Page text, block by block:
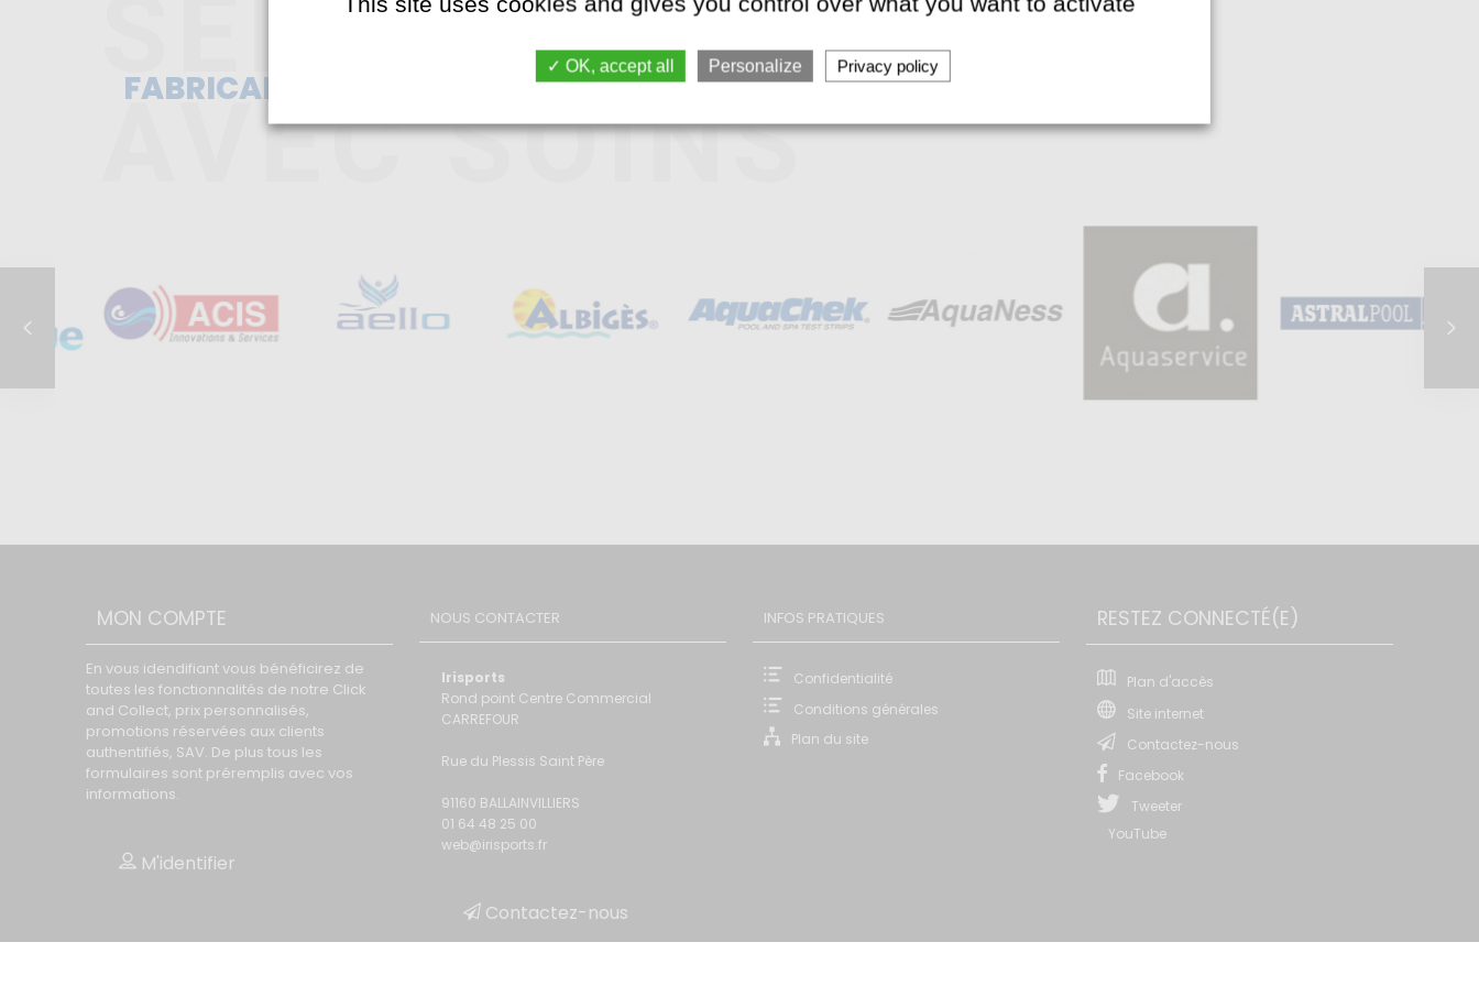
FABRICANTS & MARQUES
MON COMPTE
En vous idendifiant vous bénéficirez de
toutes les fonctionnalités de notre Click
and Collect, prix personnalisés,
promotions réservées aux clients
authentifiés, SAV. De plus tous les
formulaires sont préremplis avec vos
informations.
M'identifier
NOUS CONTACTER
Irisports
Rond point Centre Commercial
CARREFOUR
Rue du Plessis Saint Père
91160 BALLAINVILLIERS
01 64 48 25 00
web@irisports.fr
Contactez-nous
INFOS PRATIQUES
Confidentialité
Conditions générales
Plan du site
RESTEZ CONNECTÉ(E)
Plan d'accès
Site internet
Contactez-nous
Facebook
Tweeter
YouTube
OK, accept all Personalize Privacy policy